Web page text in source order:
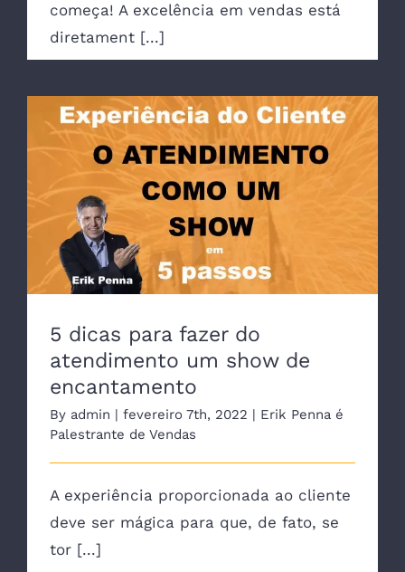
começa! A excelência em vendas está
diretament [...]
5 dicas para fazer do atendimento um
show de encantamento
5 dicas para fazer do
atendimento um show de
encantamento
By admin | fevereiro 7th, 2022 | Erik Penna é
Palestrante de Vendas
A experiência proporcionada ao cliente
deve ser mágica para que, de fato, se
tor [...]